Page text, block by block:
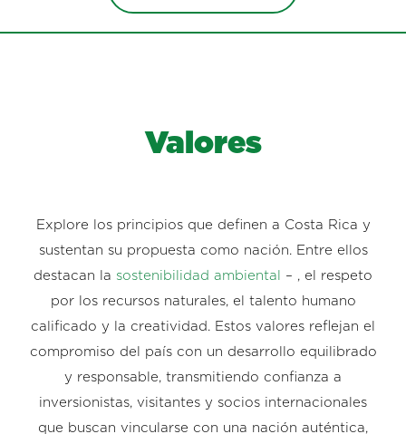
Valores
Explore los principios que definen a Costa Rica y
sustentan su propuesta como nación. Entre ellos
destacan la sostenibilidad ambiental
– , el respeto
por los recursos naturales, el talento humano
calificado y la creatividad. Estos valores reflejan el
compromiso del país con un desarrollo equilibrado
y responsable, transmitiendo confianza a
inversionistas, visitantes y socios internacionales
que buscan vincularse con una nación auténtica,